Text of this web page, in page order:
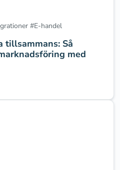
#E-handel
tillsammans: Så
med